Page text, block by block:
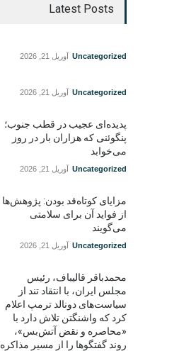
Latest Posts
Uncategorized آوریل 21, 2026
Uncategorized آوریل 21, 2026
پدیده‌ای عجیب در قطب جنوب؛
پنگوئنی که هزاران بار در روز
می‌خوابد
Uncategorized آوریل 21, 2026
مزایای کوتاه‌قد بودن: پژوهش‌ها
از فواید آن برای سلامتی
می‌گویند
Uncategorized آوریل 21, 2026
محمدباقر قالیباف، رئیس
مجلس ایران، با انتقاد تند از
سیاست‌های دونالد ترمپ اعلام
کرد که واشنگتن تلاش دارد با
«محاصره و نقض آتش‌بس»،
روند گفتگوها را از مسیر مذاکره